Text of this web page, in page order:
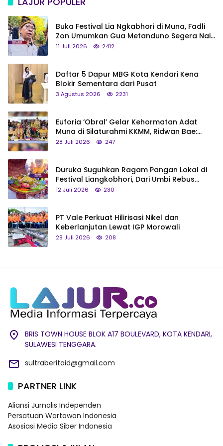
Buka Festival Lia Ngkabhori di Muna, Fadli
Zon Umumkan Gua Metanduno Segera Naik
Status Jadi Cagar Budaya Nasional
11 Juli 2026 2412
Daftar 5 Dapur MBG Kota Kendari Kena
Blokir Sementara dari Pusat
3 Agustus 2026 2231
Euforia ‘Obral’ Gelar Kehormatan Adat
Muna di Silaturahmi KKMM, Ridwan Bae:
Saya Bukan Tipe Begitu, Belum Pantas!
28 Juli 2026 247
Duruka Suguhkan Ragam Pangan Lokal di
Festival Liangkobhori, Dari Umbi Rebus
hingga Tumpeng Beras Muna
12 Juli 2026 230
PT Vale Perkuat Hilirisasi Nikel dan
Keberlanjutan Lewat IGP Morowali
28 Juli 2026 208
BRIS TOWN HOUSE BLOK A17 BOULEVARD, KOTA KENDARI,
SULAWESI TENGGARA.
sultraberitaid@gmail.com
PARTNER LINK
Aliansi Jurnalis Independen
Persatuan Wartawan Indonesia
Asosiasi Media Siber Indonesia